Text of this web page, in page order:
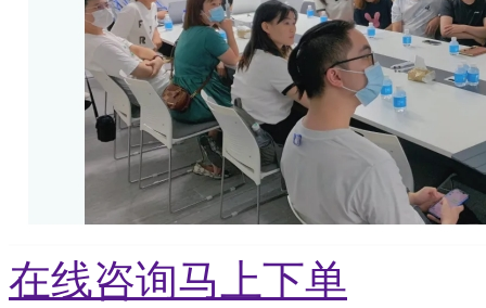
在线咨询马上下单